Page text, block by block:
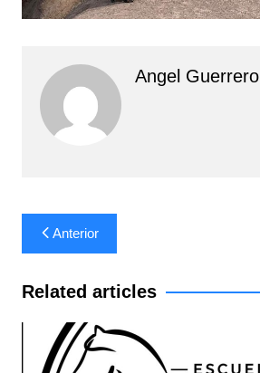
Angel Guerrero
Navegación
de
entradas
Anterior
Related articles